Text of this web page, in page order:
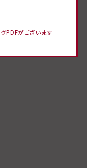
PDFがございます